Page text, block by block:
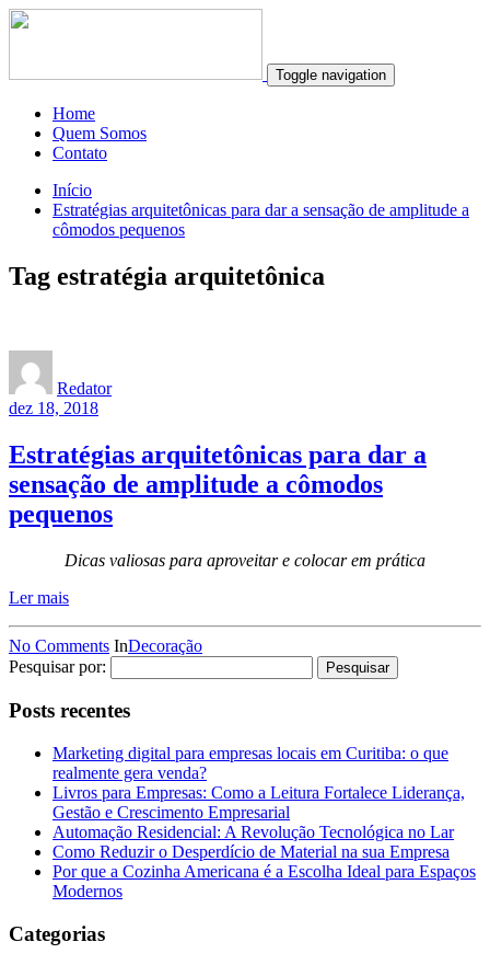
Toggle navigation
Home
Quem Somos
Contato
Início
Estratégias arquitetônicas para dar a sensação de amplitude a
cômodos pequenos
Tag estratégia arquitetônica
Redator
dez 18, 2018
Estratégias arquitetônicas para dar a
sensação de amplitude a cômodos
pequenos
Dicas valiosas para aproveitar e colocar em prática
Ler mais
No Comments InDecoração
Pesquisar por:
Posts recentes
Marketing digital para empresas locais em Curitiba: o que
realmente gera venda?
Livros para Empresas: Como a Leitura Fortalece Liderança,
Gestão e Crescimento Empresarial
Automação Residencial: A Revolução Tecnológica no Lar
Como Reduzir o Desperdício de Material na sua Empresa
Por que a Cozinha Americana é a Escolha Ideal para Espaços
Modernos
Categorias